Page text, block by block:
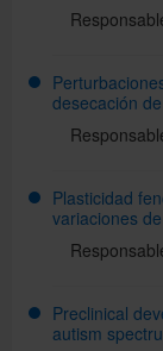
desecación
Plasticidad
variaciones
Preclinical
autism